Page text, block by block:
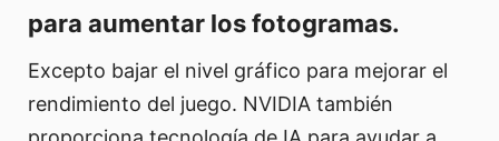
para aumentar los fotogramas.
Excepto bajar el nivel gráfico para mejorar el
rendimiento del juego. NVIDIA también